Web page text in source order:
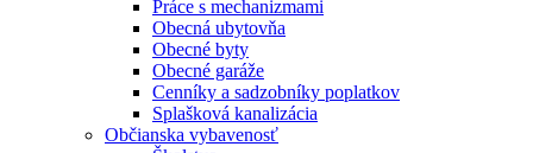
Práce s mechanizmami
Obecná ubytovňa
Obecné byty
Obecné garáže
Cenníky a sadzobníky poplatkov
Splašková kanalizácia
Občianska vybavenosť